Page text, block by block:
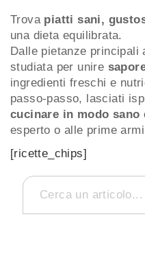
Trova piatti sani,
una dieta equilibrata.
Dalle pietanze
studiata per unire
ingredienti freschi e
passo-passo, lasciati
cucinare in modo sano
esperto o alle prime
[ricette_chips]